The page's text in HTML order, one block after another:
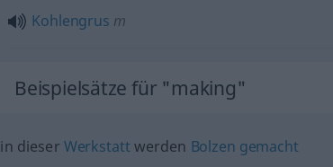
Kohlengrus m
Beispielsätze für "making"
in dieser Werkstatt werden Bolzen gemacht